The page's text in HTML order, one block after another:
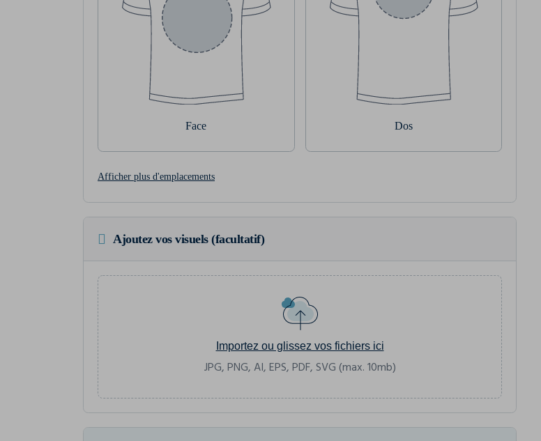
Face Dos
Afficher plus d'emplacements
Ajoutez vos visuels (facultatif)
Importez ou glissez vos fichiers ici
JPG, PNG, AI, EPS, PDF, SVG (max. 10mb)